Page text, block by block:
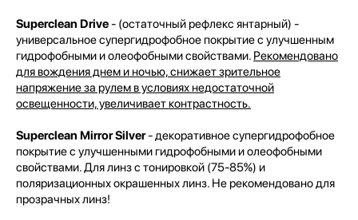
Superclean Drive- (остаточный рефлекс янтарный) -
универсальное супергидрофобное покрытие с улучшенным
гидрофобными и олеофобными свойствами. Рекомендовано
для вождения днем и ночью, снижает зрительное
напряжение за рулем в условиях недостаточной
освещенности, увеличивает контрастность.
Superclean Mirror Silver- декоративное супергидрофобное
покрытие с улучшенными гидрофобными и олеофобными
свойствами. Для линз с тонировкой (75-85%) и
поляризационных окрашенных линз. Не рекомендовано для
прозрачных линз!